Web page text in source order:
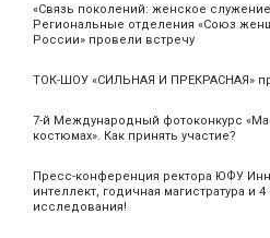
«Связь поколений: женское
Региональные отделения «Союз
России» провели встречу
ТОК-ШОУ «СИЛЬНАЯ И ПРЕКРАСНАЯ»
7-й Международный фотоконкурс
костюмах». Как принять участие?
Пресс-конференция ректора ЮФУ
интеллект, годичная магистратура и
исследования!